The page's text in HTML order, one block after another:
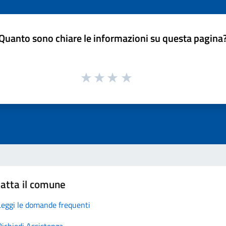
sono chiare le informazioni su questa
il comune
le domande frequenti